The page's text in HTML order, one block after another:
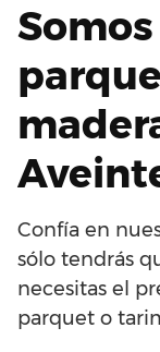
Confía en
sólo tendrás
necesitas el
parquet o